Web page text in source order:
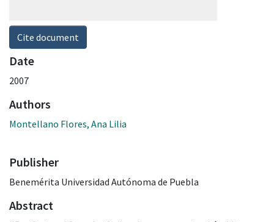
Cite document
Date
2007
Authors
Montellano Flores, Ana Lilia
Publisher
Benemérita Universidad Autónoma de Puebla
Abstract